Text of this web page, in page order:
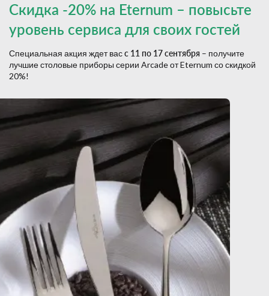
Скидка -20% на Eternum – повысьте
уровень сервиса для своих гостей
Специальная акция ждет васс 11 по 17 сентября – получите
лучшие столовые приборы серии Arcade от Eternum со скидкой
20%!